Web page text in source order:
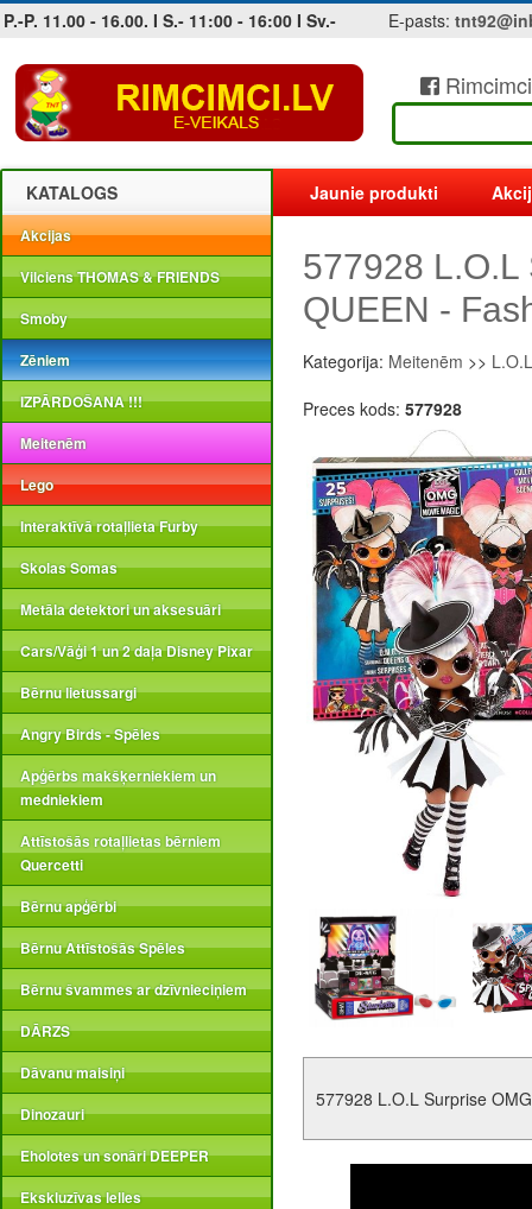
P.-P. 11.00 - 16.00. I S.- 11:00 - 16:00 I Sv.- E-pasts:
Jobs at sea and maritime vacancies
KATALOGS
Akcijas
Vilciens THOMAS & FRIENDS
Smoby
Zēniem
IZPĀRDOŠANA !!!
Meitenēm
Lego
Interaktīvā rotaļlieta Furby
Skolas Somas
Metāla detektori un aksesuāri
Cars/Vāģi 1 un 2 daļa Disney Pixar
Bērnu lietussargi
Angry Birds - Spēles
Apģērbs makšķerniekiem un
medniekiem
Attīstošās rotaļlietas bērniem
Quercetti
Bērnu apģērbi
Bērnu Attīstošās Spēles
Bērnu švammes ar dzīvnieciņiem
DĀRZS
Dāvanu maisiņi
Dinozauri
Eholotes un sonāri DEEPER
Ekskluzīvas lelles
Jaunie produkti
577928 L.O.L
QUEEN -
Kategorija: Meitenēm >>
Preces kods: 577928
577928 L.O.L Surprise